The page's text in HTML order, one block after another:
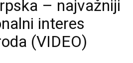
– najvažniji
interes
(VIDEO)